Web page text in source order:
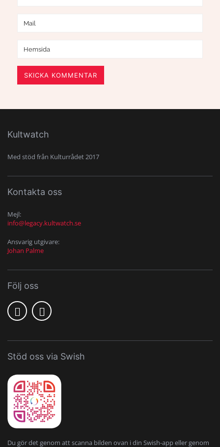
SKICKA KOMMENTAR
Kultwatch
Med stöd från Kulturrådet 2017
Kontakta oss
Mejl:
info@legacy.kultwatch.se
Ansvarig utgivare:
Johan Palme
Följ oss
Stöd oss via Swish
Du gör det genom att scanna bilden ovan i din Swish-app eller genom